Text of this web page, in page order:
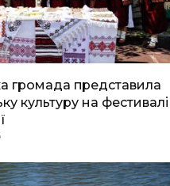
громада представила
культуру на фестивалі